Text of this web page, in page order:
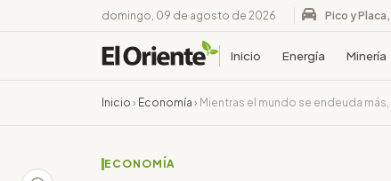
domingo, 09 de agosto de 2026 Pico y
Inicio Energía Minería
Inicio › Economía › Mientras el mundo se endeuda
ECONOMÍA